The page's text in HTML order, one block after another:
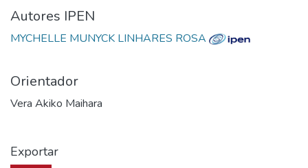
Autores IPEN
MYCHELLE MUNYCK LINHARES ROSA
Orientador
Vera Akiko Maihara
Exportar